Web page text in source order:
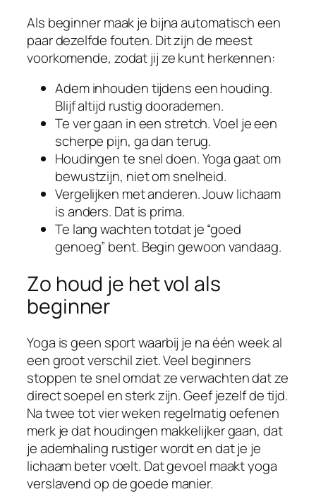
Als beginner maak je bijna automatisch een
paar dezelfde fouten. Dit zijn de meest
voorkomende, zodat jij ze kunt herkennen:
Adem inhouden tijdens een houding.
Blijf altijd rustig doorademen.
Te ver gaan in een stretch. Voel je een
scherpe pijn, ga dan terug.
Houdingen te snel doen. Yoga gaat om
bewustzijn, niet om snelheid.
Vergelijken met anderen. Jouw lichaam
is anders. Dat is prima.
Te lang wachten totdat je “goed
genoeg” bent. Begin gewoon vandaag.
Zo houd je het vol als
beginner
Yoga is geen sport waarbij je na één week al
een groot verschil ziet. Veel beginners
stoppen te snel omdat ze verwachten dat ze
direct soepel en sterk zijn. Geef jezelf de tijd.
Na twee tot vier weken regelmatig oefenen
merk je dat houdingen makkelijker gaan, dat
je ademhaling rustiger wordt en dat je je
lichaam beter voelt. Dat gevoel maakt yoga
verslavend op de goede manier.